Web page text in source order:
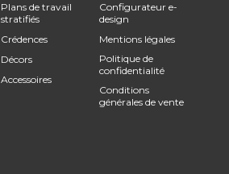
Plans de travail
stratifiés
Crédences
Décors
Accessoires
Configurateur e-
design
Mentions légales
Politique de
confidentialité
Conditions
générales de vente